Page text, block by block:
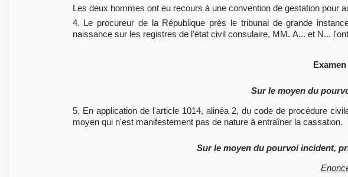
Les deux hommes ont eu recours à une convention de gestation pour
4. Le procureur de la République près le tribunal de grande
naissance sur les registres de l'état civil consulaire, MM. A... et N...
Sur le moyen du
5. En application de l'article 1014, alinéa 2, du code de procédure
moyen qui n'est manifestement pas de nature à entraîner la cassation.
Sur le moyen du pourvoi incident,